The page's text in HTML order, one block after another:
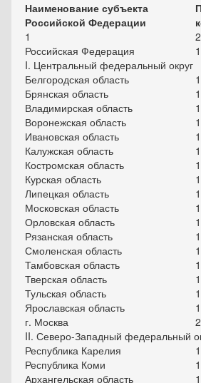
Наименование субъекта
Российской Федерации
1
2
Российская Федерация
I. Центральный федеральный округ
Белгородская область
Брянская область
Владимирская область
Воронежская область
Ивановская область
Калужская область
Костромская область
Курская область
Липецкая область
Московская область
Орловская область
Рязанская область
Смоленская область
Тамбовская область
Тверская область
Тульская область
Ярославская область
г. Москва
II. Северо-Западный федеральный
Республика Карелия
Республика Коми
Архангельская область